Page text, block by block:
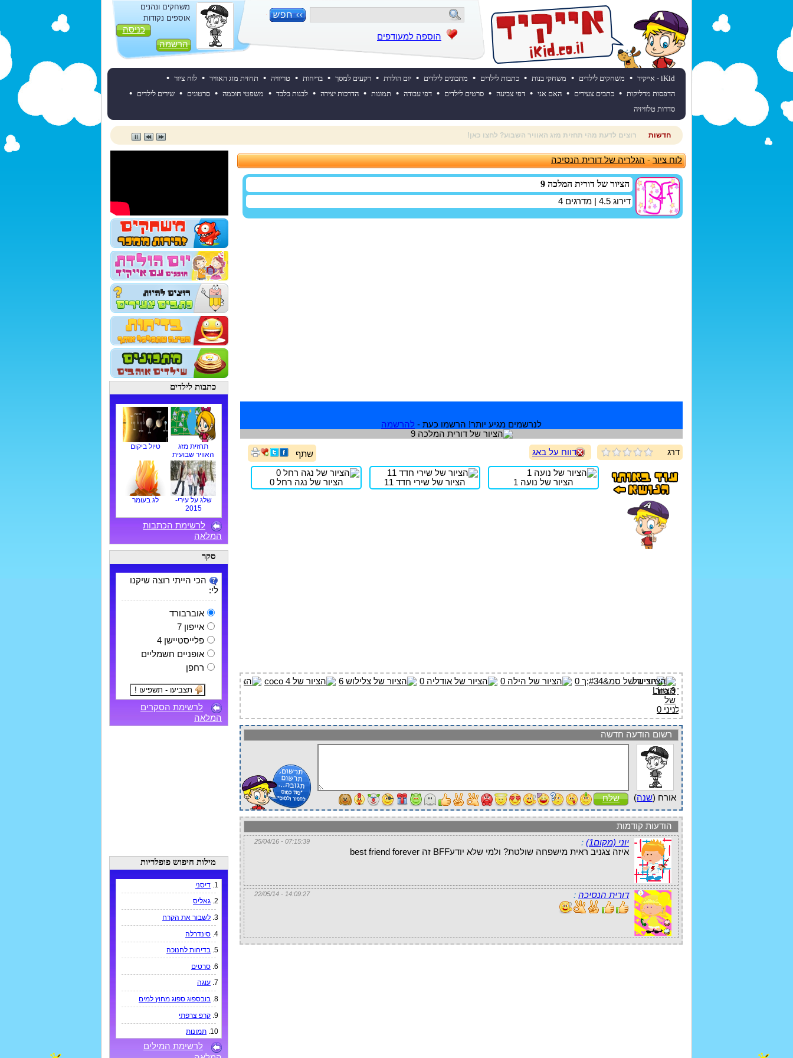
הוספה למעודפים
משחקים ונהנים
אוספים נקודות
כניסה
הרשמה
iKid - אייקיד • משחקים לילדים • משחקי בנות • כתבות לילדים • מתכונים לילדים • יום הולדת • רקעים למסך • בדיחות • טריוויה • תחזית מזג האוויר • לוח ציור •
הדפסות מדליקות • כתבים צעירים • האם אני • דפי צביעה • סרטים לילדים • דפי עבודה • תמונות • הדרכות יצירה • לבנות בלבד • משפטי חוכמה • סרטונים • שירים לילדים •
סדרות טלוויזיה
חדשות חוגגים יום הולדת? כנסו לאתר יום ההולדת של אייקיד! למעבר לאתר לחצו כאן
לוח ציור-הגלריה של דורית הנסיכה
הציור של דורית המלכה 9
דירוג 4.5 | מדרגים 4
לנרשמים מגיע יותר! הרשמו כעת - להרשמה
דרג דווח על באג שתף
הציור של נועה 1 הציור של שירי חדד 11 הציור של נגה רחל 0
רשום הודעה חדשה
אורח (שנה) שלח
הודעות קודמות
יוני (מקום1)
:
07:15:39 - 25/04/16
איזה צגניב ראית מישפחה שולטת? ולמי שלא יודעBFF זה best friend forever
דורית הנסיכה :
14:09:27 - 22/05/14
כתבות לילדים
תחזית מזג
האוויר שבועית
טיול ביקום
שלג על עירי-
2015
לג בעומר
לרשימת הכתבות
המלאה
סקר
הכי הייתי רוצה שיקנו
לי:
אוברבורד
אייפון 7
פלייסטיישן 4
אופניים חשמליים
רחפן
לרשימת הסקרים
המלאה
מילות חיפוש פופלריות
1. דיסני
2. גאליס
3. לשבור את הקרח
4. סינדרלה
5. בדיחות לחנוכה
6. סרטים
7. עוגה
8. בובספוג ספוג מחוץ למים
9. קרפ צרפתי
10. תמונות
לרשימת המילים